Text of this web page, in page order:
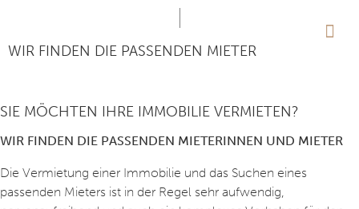
WIR FINDEN DIE PASSENDEN MIETER
SIE MÖCHTEN IHRE IMMOBILIE VERMIETEN?
WIR FINDEN DIE PASSENDEN MIETERINNEN UND MIETER
Die Vermietung einer Immobilie und das Suchen eines
passenden Mieters ist in der Regel sehr aufwendig,